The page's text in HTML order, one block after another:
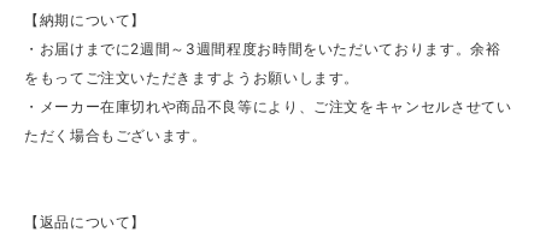
【納期について】
・お届けまでに2週間～3週間程度お時間をいただいております。余裕
をもってご注文いただきますようお願いします。
・メーカー在庫切れや商品不良等により、ご注文をキャンセルさせてい
ただく場合もございます。
【返品について】